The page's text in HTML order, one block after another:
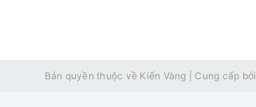
Bản quyền thuộc về Kiến Vàng Cung cấp bởi